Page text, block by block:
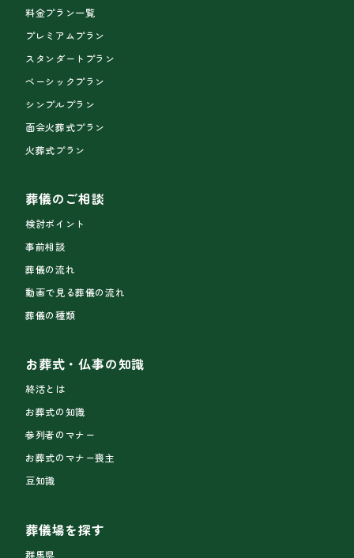
料金プラン一覧
プレミアムプラン
スタンダートプラン
ベーシックプラン
シンプルプラン
面会火葬式プラン
火葬式プラン
葬儀のご相談
検討ポイント
事前相談
葬儀の流れ
動画で見る葬儀の流れ
葬儀の種類
お葬式・仏事の知識
終活とは
お葬式の知識
参列者のマナー
お葬式のマナー喪主
豆知識
葬儀場を探す
群馬県